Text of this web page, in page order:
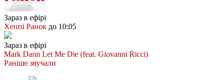
Зараз в ефірі
Хеппі Ранок до 10:05
Зараз в ефірі
Mark Dann Let Me Die (feat. Giovanni Ricci)
Раніше звучали